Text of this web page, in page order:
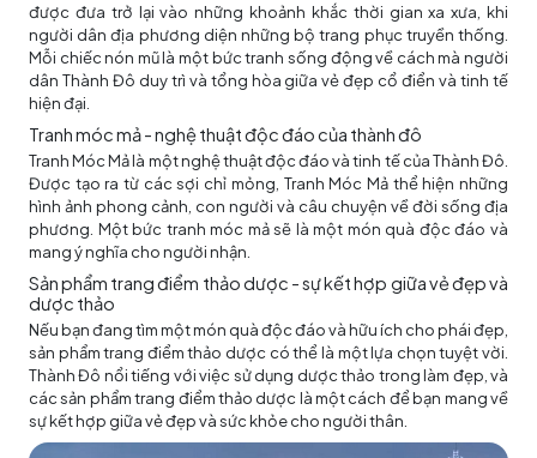
được đưa trở lại vào những khoảnh khắc thời gian xa xưa, khi
người dân địa phương diện những bộ trang phục truyền thống.
Mỗi chiếc nón mũ là một bức tranh sống động về cách mà người
dân Thành Đô duy trì và tổng hòa giữa vẻ đẹp cổ điển và tinh tế
hiện đại.
Tranh móc mả - nghệ thuật độc đáo của thành đô
Tranh Móc Mả là một nghệ thuật độc đáo và tinh tế của Thành Đô.
Được tạo ra từ các sợi chỉ mỏng, Tranh Móc Mả thể hiện những
hình ảnh phong cảnh, con người và câu chuyện về đời sống địa
phương. Một bức tranh móc mả sẽ là một món quà độc đáo và
mang ý nghĩa cho người nhận.
Sản phẩm trang điểm thảo dược - sự kết hợp giữa vẻ đẹp và
dược thảo
Nếu bạn đang tìm một món quà độc đáo và hữu ích cho phái đẹp,
sản phẩm trang điểm thảo dược có thể là một lựa chọn tuyệt vời.
Thành Đô nổi tiếng với việc sử dụng dược thảo trong làm đẹp, và
các sản phẩm trang điểm thảo dược là một cách để bạn mang về
sự kết hợp giữa vẻ đẹp và sức khỏe cho người thân.